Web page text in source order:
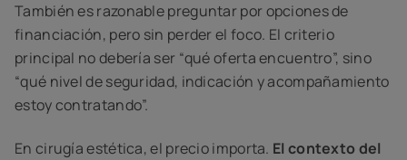
También es razonable preguntar por opciones de
financiación, pero sin perder el foco. El criterio
principal no debería ser “qué oferta encuentro”, sino
“qué nivel de seguridad, indicación y acompañamiento
estoy contratando”.
En cirugía estética, el precio importa. El contexto del